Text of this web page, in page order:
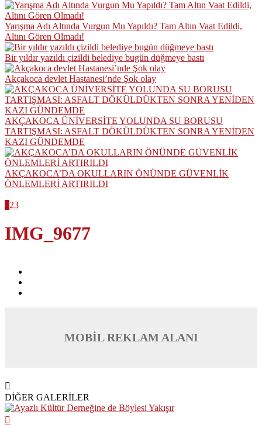
Yarışma Adı Altında Vurgun Mu Yapıldı? Tam Altın Vaat Edildi,
Altını Gören Olmadı!
Bir yıldır yazıldı çizildi belediye bugün düğmeye bastı
Akçakoca devlet Hastanesi’nde Şok olay
AKÇAKOCA ÜNİVERSİTE YOLUNDA SU BORUSU
TARTIŞMASI: ASFALT DÖKÜLDÜKTEN SONRA YENİDEN
KAZI GÜNDEMDE
AKÇAKOCA’DA OKULLARIN ÖNÜNDE GÜVENLİK
ÖNLEMLERİ ARTIRILDI
23
IMG_9677
MOBİL REKLAM ALANI
DİĞER GALERİLER